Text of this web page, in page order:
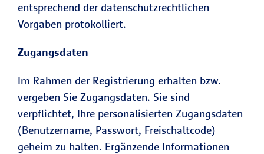
entsprechend der datenschutzrechtlichen
Vorgaben protokolliert.
Zugangsdaten
Im Rahmen der Registrierung erhalten bzw.
vergeben Sie Zugangsdaten. Sie sind
verpflichtet, Ihre personalisierten Zugangsdaten
(Benutzername, Passwort, Freischaltcode)
geheim zu halten. Ergänzende Informationen